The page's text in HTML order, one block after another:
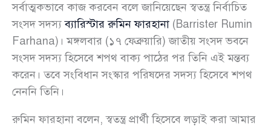
সর্বাত্মকভাবে কাজ করবেন বলে জানিয়েছেন স্বতন্ত্র নির্বাচিত
সংসদ সদস্যব্যারিস্টার রুমিন ফারহানা (Barrister Rumin
Farhana)। মঙ্গলবার (১৭ ফেব্রুয়ারি) জাতীয় সংসদ ভবনে
সংসদ সদস্য হিসেবে শপথ বাক্য পাঠের পর তিনি এই মন্তব্য
করেন। তবে সংবিধান সংস্কার পরিষদের সদস্য হিসেবে শপথ
নেননি তিনি।
রুমিন ফারহানা বলেন, স্বতন্ত্র প্রার্থী হিসেবে লড়াই করা আমার